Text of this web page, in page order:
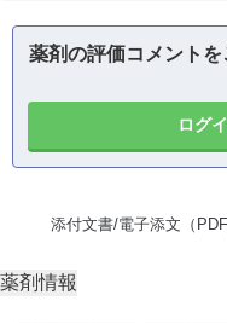
薬剤の評価コメント
ログ
添付文書/電子添文（PDF
薬剤情報